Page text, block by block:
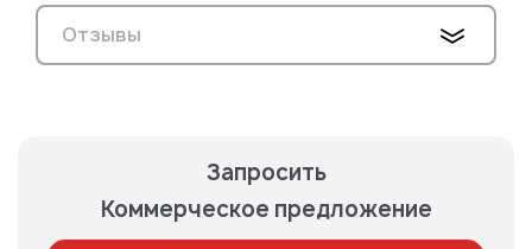
Отзывы
Запросить
Коммерческое предложение